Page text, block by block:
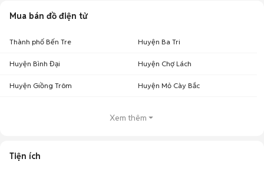
Mua bán đồ điện tử
Thành phố Bến Tre Huyện Ba Tri
Huyện Bình Đại Huyện Chợ Lách
Huyện Giồng Trôm Huyện Mỏ Cày Bắc
Xem thêm
Tiện ích